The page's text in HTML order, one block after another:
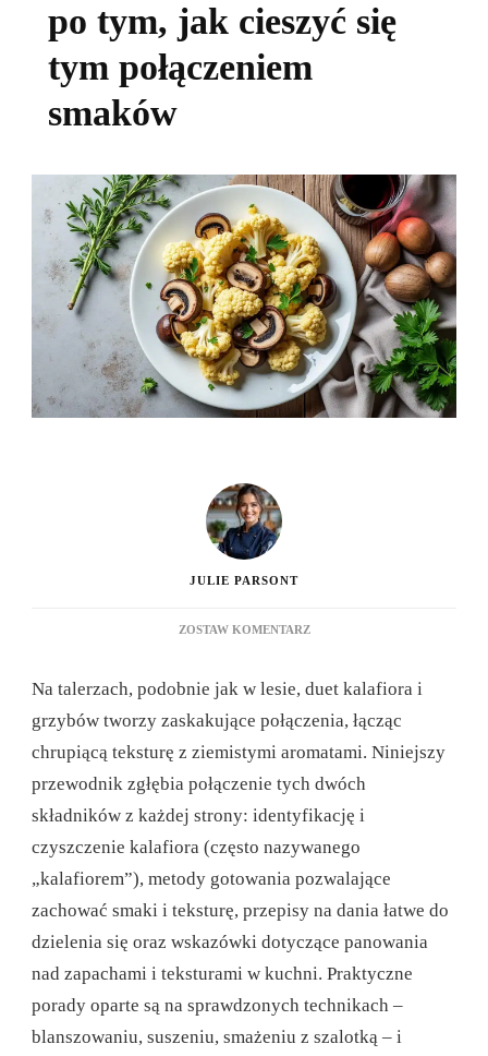
po tym, jak cieszyć się
tym połączeniem
smaków
JULIE PARSONT
ZOSTAW KOMENTARZDO
PIECZARKI:
KOMPLETNY
PRZEWODNIK
PO
JAK
CIESZYĆ
TYM
POŁĄCZENIEM
Na talerzach, podobnie jak w lesie, duet kalafiora i
grzybów tworzy zaskakujące połączenia, łącząc
chrupiącą teksturę z ziemistymi aromatami. Niniejszy
przewodnik zgłębia połączenie tych dwóch
składników z każdej strony: identyfikację i
czyszczenie kalafiora (często nazywanego
„kalafiorem”), metody gotowania pozwalające
zachować smaki i teksturę, przepisy na dania łatwe do
dzielenia się oraz wskazówki dotyczące panowania
nad zapachami i teksturami w kuchni. Praktyczne
porady oparte są na sprawdzonych technikach –
blanszowaniu, suszeniu, smażeniu z szalotką – i